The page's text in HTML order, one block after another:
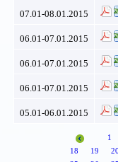
07.01-08.01.2015
06.01-07.01.2015
06.01-07.01.2015
06.01-07.01.2015
05.01-06.01.2015
1
18
19